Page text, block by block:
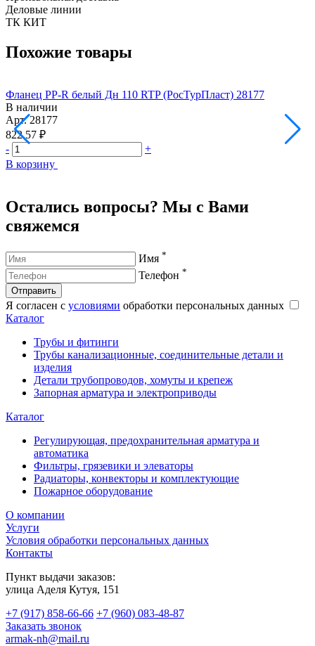
Деловые линии
ТК КИТ
Похожие товары
Фланец PP-R белый Дн 110 RTP (РосТурПласт) 28177
В наличии
Арт. 28177
822.57 ₽
-
+
В корзину
Остались вопросы? Мы с Вами
свяжемся
Имя *
Телефон *
Отправить
Я согласен с условиями обработки персональных данных
Каталог
Трубы и фитинги
Трубы канализационные, соединительные детали и
изделия
Детали трубопроводов, хомуты и крепеж
Запорная арматура и электроприводы
Каталог
Регулирующая, предохранительная арматура и
автоматика
Фильтры, грязевики и элеваторы
Радиаторы, конвекторы и комплектующие
Пожарное оборудование
О компании
Услуги
Условия обработки персональных данных
Контакты
Пункт выдачи заказов:
​улица Аделя Кутуя, 151
+7 (917) 858-66-66 +7 (960) 083-48-87
Заказать звонок
armak-nh@mail.ru